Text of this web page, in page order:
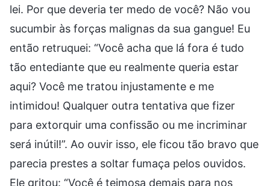
lei. Por que deveria ter medo de você? Não vou
sucumbir às forças malignas da sua gangue! Eu
então retruquei: “Você acha que lá fora é tudo
tão entediante que eu realmente queria estar
aqui? Você me tratou injustamente e me
intimidou! Qualquer outra tentativa que fizer
para extorquir uma confissão ou me incriminar
será inútil!”. Ao ouvir isso, ele ficou tão bravo que
parecia prestes a soltar fumaça pelos ouvidos.
Ele gritou: “Você é teimosa demais para nos